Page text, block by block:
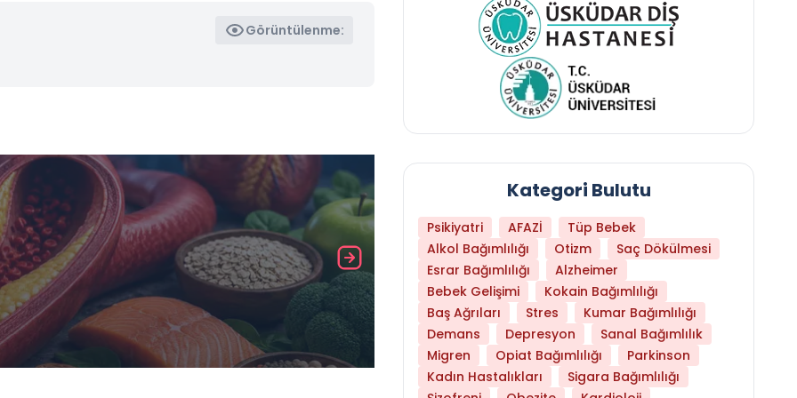
Görüntülenme:
Daha Az Protein Tüketmek Yaşlanmayı
Kategori Bulutu
Psikiyatri AFAZİ
Tüp Bebek
Alkol Bağımlılığı
Otizm
Saç Dökülmesi
Esrar Bağımlılığı
Alzheimer
Bebek Gelişimi
Kokain Bağımlılığı
Baş Ağrıları
Stres
Kumar Bağımlılığı
Demans
Depresyon
Sanal Bağımlılık
Migren
Opiat Bağımlılığı
Parkinson
Kadın Hastalıkları
Sigara Bağımlılığı